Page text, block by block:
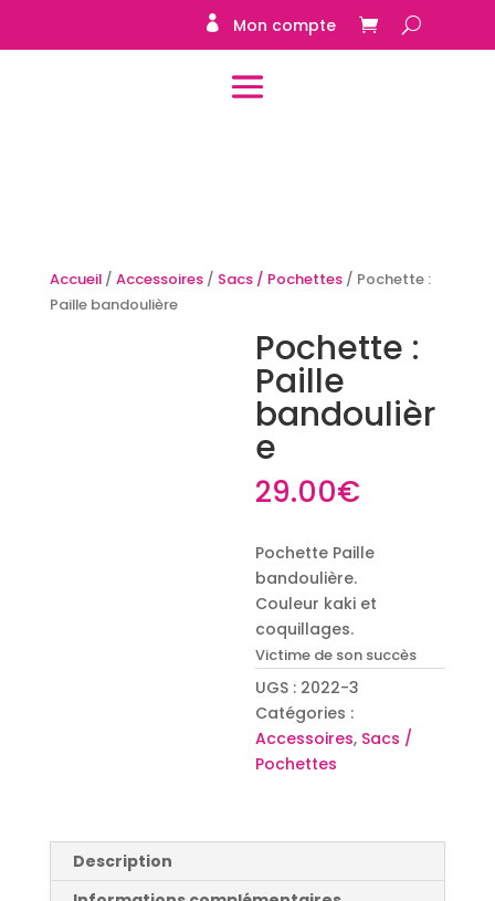
Mon compte
Accueil/ Accessoires/ Sacs / Pochettes/ Pochette :
Paille bandoulière
Pochette :
Paille
bandoulièr
e
29.00€
Pochette Paille
bandoulière.
Couleur kaki et
coquillages.
Victime de son succès
UGS : 2022-3
Catégories :
Accessoires, Sacs /
Pochettes
Description